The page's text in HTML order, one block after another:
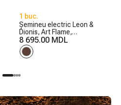
1 buc.
Șemineu electric Leon &
Dionis, Art Flame,
958x1096x280 mm, 1500W,
2 trepte de încălzire, 5
niveluri ale intensității
8 695.00 MDL